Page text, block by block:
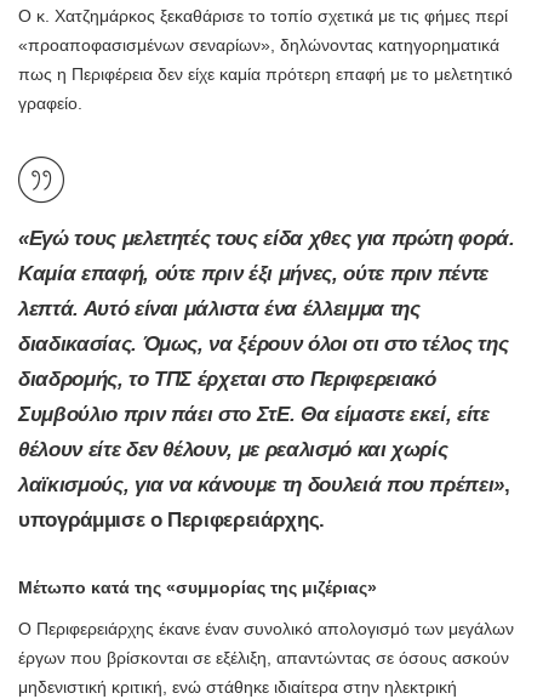
Ο κ. Χατζημάρκος ξεκαθάρισε το τοπίο σχετικά με τις φήμες περί
«προαποφασισμένων σεναρίων», δηλώνοντας κατηγορηματικά
πως η Περιφέρεια δεν είχε καμία πρότερη επαφή με το μελετητικό
γραφείο.
«Εγώ τους μελετητές τους είδα χθες για πρώτη φορά.
Καμία επαφή, ούτε πριν έξι μήνες, ούτε πριν πέντε
λεπτά. Αυτό είναι μάλιστα ένα έλλειμμα της
διαδικασίας. Όμως, να ξέρουν όλοι οτι στο τέλος της
διαδρομής, το ΤΠΣ έρχεται στο Περιφερειακό
Συμβούλιο πριν πάει στο ΣτΕ. Θα είμαστε εκεί, είτε
θέλουν είτε δεν θέλουν, με ρεαλισμό και χωρίς
λαϊκισμούς, για να κάνουμε τη δουλειά που πρέπει»,
υπογράμμισε ο Περιφερειάρχης.
Μέτωπο κατά της «συμμορίας της μιζέριας»
Ο Περιφερειάρχης έκανε έναν συνολικό απολογισμό των μεγάλων
έργων που βρίσκονται σε εξέλιξη, απαντώντας σε όσους ασκούν
μηδενιστική κριτική, ενώ στάθηκε ιδιαίτερα στην ηλεκτρική